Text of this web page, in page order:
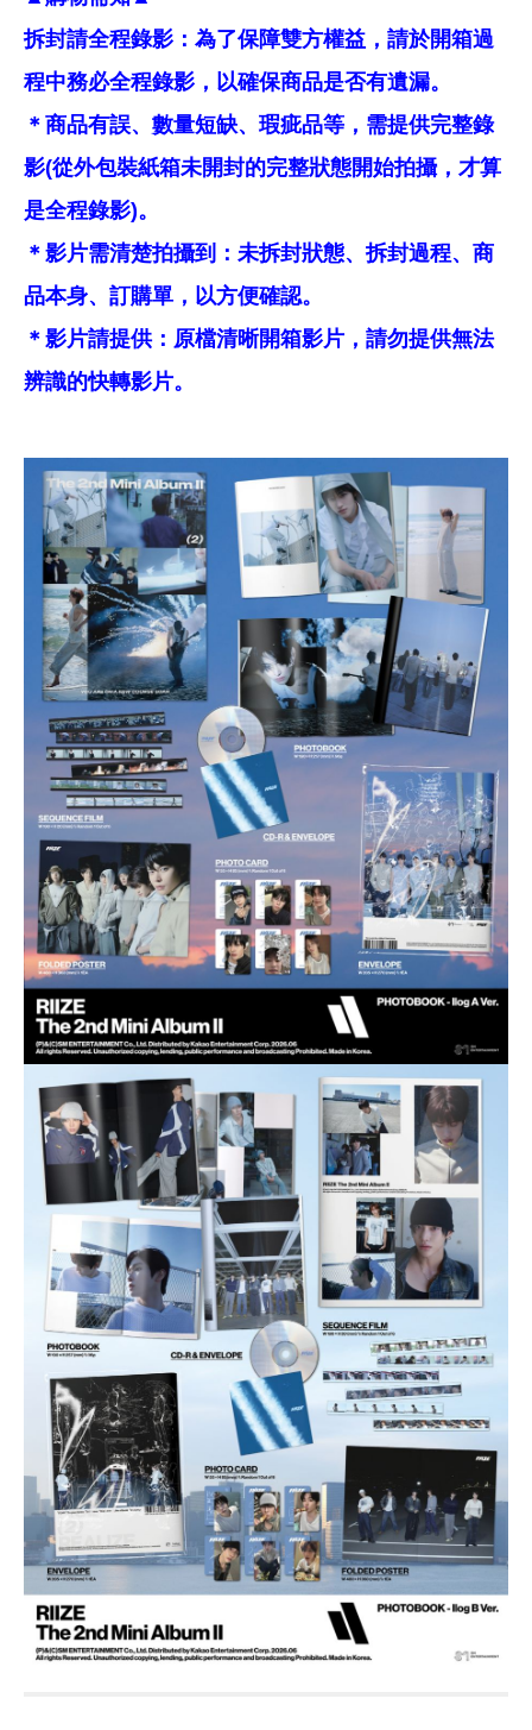
拆封請全程錄影：為了保障雙方權益，請於開箱過
程中務必全程錄影，以確保商品是否有遺漏。
＊商品有誤、數量短缺、瑕疵品等，需提供完整錄
影(從外包裝紙箱未開封的完整狀態開始拍攝，才算
是全程錄影)。
＊影片需清楚拍攝到：未拆封狀態、拆封過程、商
品本身、訂購單，以方便確認。
＊影片請提供：原檔清晰開箱影片，請勿提供無法
辨識的快轉影片。